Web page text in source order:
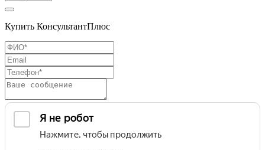
Купить КонсультантПлюс